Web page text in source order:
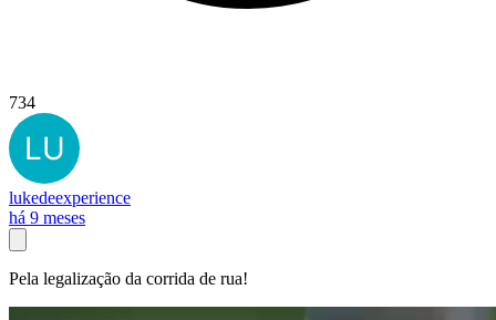
734
lukedeexperience
há 9 meses
Pela legalização da corrida de rua!